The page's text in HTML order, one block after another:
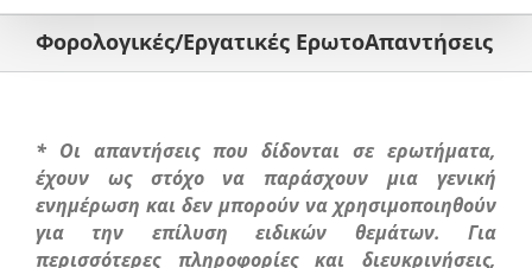
Φορολογικές/Εργατικές ΕρωτοΑπαντήσεις
* Οι απαντήσεις που δίδονται σε ερωτήματα,
έχουν ως στόχο να παράσχουν μια γενική
ενημέρωση και δεν μπορούν να χρησιμοποιηθούν
για την επίλυση ειδικών θεμάτων. Για
περισσότερες πληροφορίες και διευκρινήσεις,